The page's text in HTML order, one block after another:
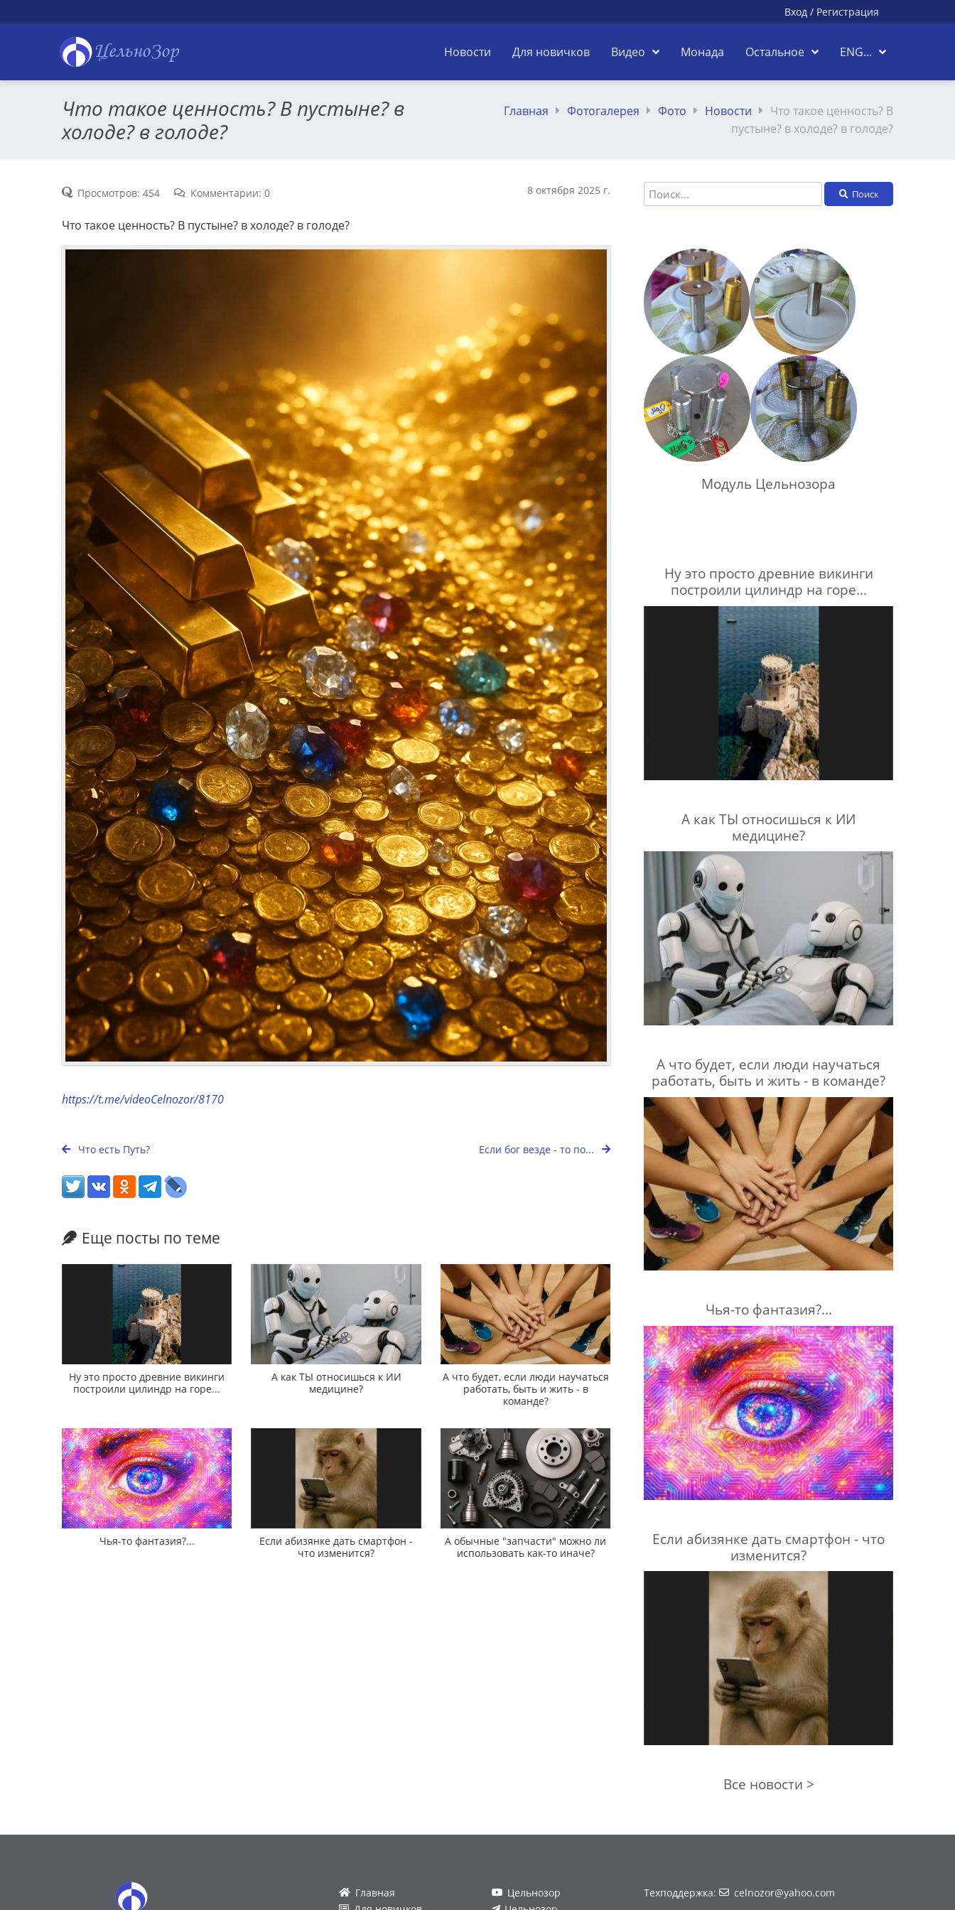
Вход / Регистрация
ЦельноЗор Новости Для новичков Видео Монада Остальное ENG...
Что такое ценность? В пустыне? в
холоде? в голоде?
Главная Фотогалерея Фото Новости
Что такое ценность? В
пустыне? в холоде? в голоде?
Просмотров: 454 Комментарии: 0 8 октября 2025 г.
Что такое ценность? В пустыне? в холоде? в голоде?
https://t.me/videoCelnozor/8170
Что есть Путь? Если бог везде - то по...
Еще посты по теме
Ну это просто древние викинги
построили цилиндр на горе...
А как ТЫ относишься к ИИ
медицине?
А что будет, если люди научаться
работать, быть и жить - в
команде?
Чья-то фантазия?...
Если абизянке дать смартфон -
что изменится?
А обычные "запчасти" можно ли
использовать как-то иначе?
Поиск
Модуль Цельнозора
Ну это просто древние викинги
построили цилиндр на горе...
А как ТЫ относишься к ИИ
медицине?
А что будет, если люди научаться
работать, быть и жить - в команде?
Чья-то фантазия?...
Если абизянке дать смартфон - что
изменится?
Все новости >
Главная
Цельнозор
Техподдержка: celnozor@yahoo.com